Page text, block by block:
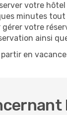
votre
minutes
votre
ainsi
en